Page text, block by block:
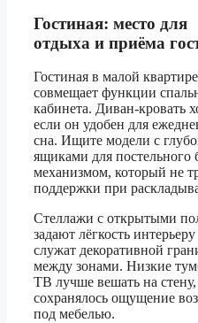
Гостиная: место для
отдыха и приёма
Гостиная в малой
совмещает функции
кабинета. Диван-кровать
если он удобен для
сна. Ищите модели с
ящиками для постельного
механизмом, который не
поддержки при
Стеллажи с открытыми
задают лёгкость
служат декоративной
между зонами. Низкие
ТВ лучше вешать на
сохранялось ощущение
под мебелью.